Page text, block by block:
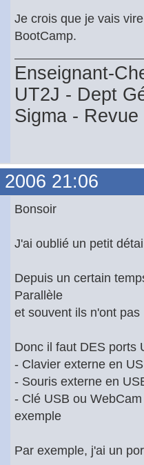
Je crois que je vais
BootCamp.
Enseignant-
UT2J - Dept
Sigma -
21:06
Bonsoir
J'ai oublié un petit
Depuis un certain
Parallèle
et souvent ils n'ont
Donc il faut DES ports
- Clavier externe en
- Souris externe en
- Clé USB ou
exemple
Par exemple, j'ai un